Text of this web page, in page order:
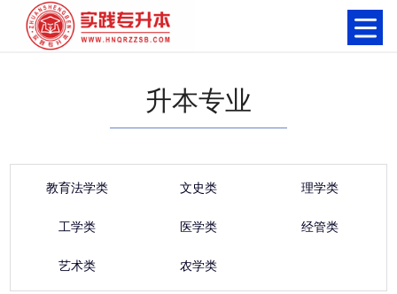
升本专业
教育法学类 文史类 理学类
工学类 医学类 经管类
艺术类 农学类